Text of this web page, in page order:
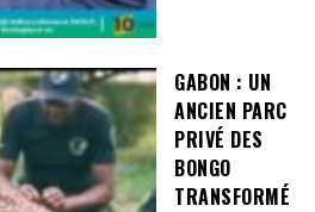
GABON : UN
ANCIEN PARC
PRIVÉ DES
BONGO
TRANSFORMÉ